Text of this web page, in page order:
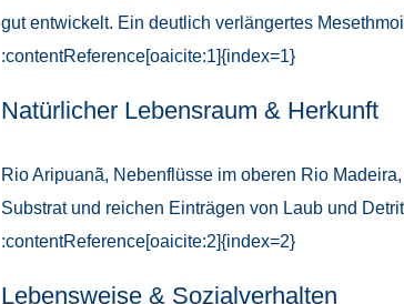
gut entwickelt. Ein deutlich verlängertes
:contentReference[oaicite:1]{index=1}
Natürlicher Lebensraum & Herkunft
Rio Aripuanã, Nebenflüsse im oberen Rio
Substrat und reichen Einträgen von Laub und
:contentReference[oaicite:2]{index=2}
Lebensweise & Sozialverhalten